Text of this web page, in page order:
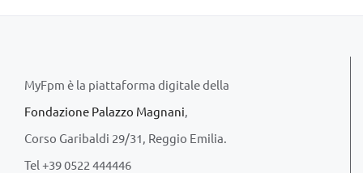
MyFpm è la piattaforma digitale della
Fondazione Palazzo Magnani
Corso Garibaldi 29/31, Reggio Emilia.
Tel +39 0522 444446